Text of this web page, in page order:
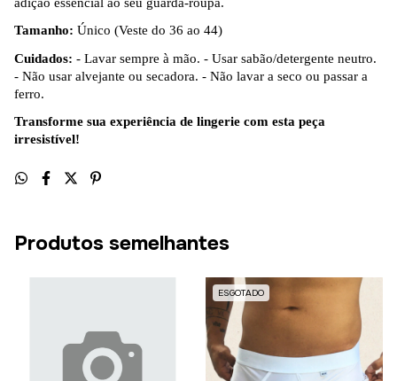
Tamanho: Único (Veste do 36 ao 44)
Cuidados: - Lavar sempre à mão. - Usar sabão/detergente neutro.
- Não usar alvejante ou secadora. - Não lavar a seco ou passar a
ferro.
Transforme sua experiência de lingerie com esta peça
irresistível!
Produtos semelhantes
ESGOTADO